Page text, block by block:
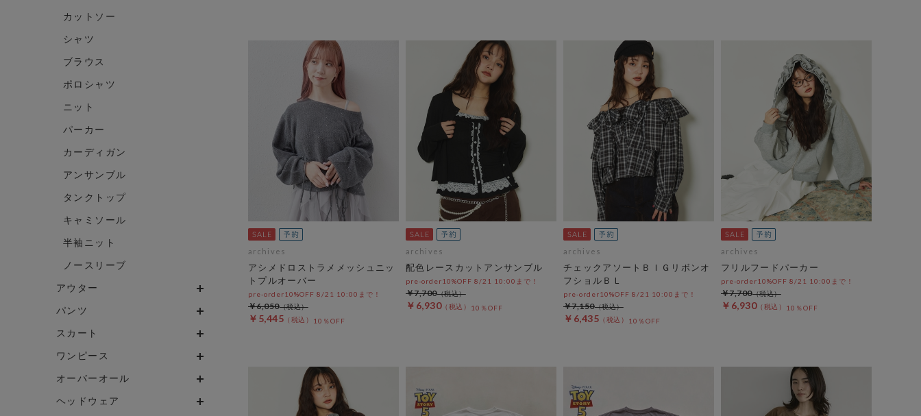
カットソー
シャツ
ブラウス
ポロシャツ
ニット
パーカー
カーディガン
アンサンブル
タンクトップ
キャミソール
半袖ニット
ノースリーブ
アウター
パンツ
スカート
ワンピース
オーバーオール
ヘッドウェア
archives
アシメドロストラメメッシュニッ
トプルオーバー
pre-order10%OFF 8/21 10:00まで！
￥5,445 10％OFF
￥6,050
archives
配色レースカットアンサンブル
pre-order10%OFF 8/21 10:00まで！
￥6,930 10％OFF
￥7,700
archives
チェックアソートＢＩＧリボンオ
フショルＢＬ
pre-order10%OFF 8/21 10:00まで！
￥6,435 10％OFF
￥7,150
archives
フリルフードパーカー
pre-order10%OFF 8/21 10:00まで！
￥6,930 10％OFF
￥7,700